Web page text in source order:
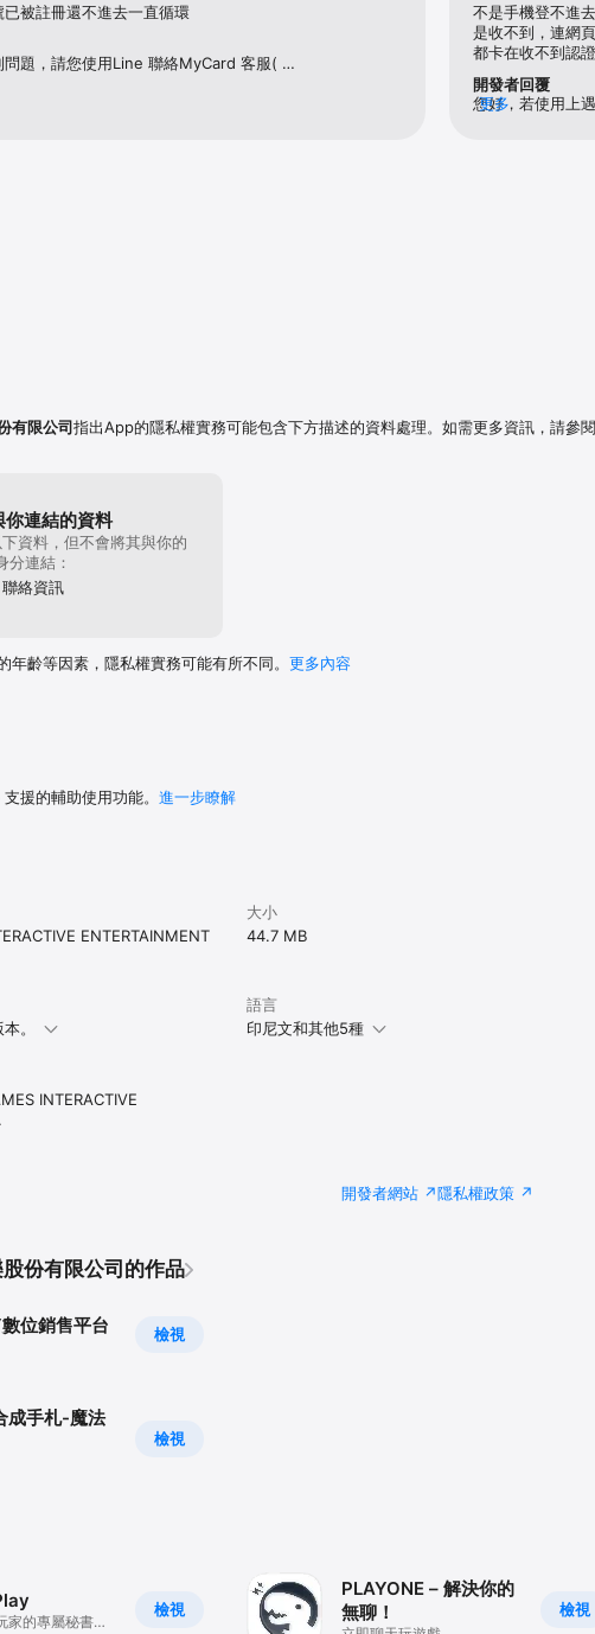
被註冊還不進去一直循環
問題，請您使用Line 聯絡MyCard 客服(
不是手機登不進
是收不到，連網
都卡在收不到認
開發者回覆
您好，若使用上
更多
有限公司指出App的隱私權實務可能包含下方描述的資料處理。如需更多資訊，請參閱
你連結的資料
資料，但不會將其與你的
分連結：
聯絡資訊
年齡等因素，隱私權實務可能有所不同。 更多內容
援的輔助使用功能。 進一步瞭解
ENTERTAINMENT
大小
44.7 MB
。
語言
印尼文和其他5種
INTERACTIVE
開發者網站 隱私權政策
份有限公司的作品
檢視
位銷售平台
檢視
成手札-魔法
檢視
家的專屬秘書，
檢視
PLAYONE – 解決你的
無聊！